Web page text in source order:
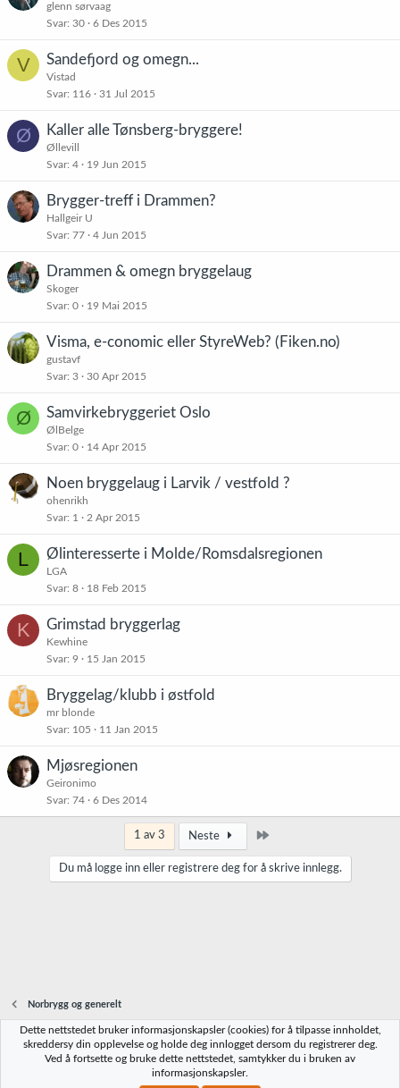
glenn sørvaag
Svar 30 6 Des 2015
V Sandefjord og omegn...
Vistad
Svar 116 31 Jul 2015
Ø Kaller alle Tønsberg-bryggere!
Øllevill
Svar 4 19 Jun 2015
Brygger-treff i Drammen?
Hallgeir U
Svar 77 4 Jun 2015
Drammen & omegn bryggelaug
Skoger
Svar 0 19 Mai 2015
Visma, e-conomic eller StyreWeb? (Fiken.no)
gustavf
Svar 3 30 Apr 2015
Ø Samvirkebryggeriet Oslo
ØlBelge
Svar 0 14 Apr 2015
Noen bryggelaug i Larvik / vestfold ?
ohenrikh
Svar 1 2 Apr 2015
L Ølinteresserte i Molde/Romsdalsregionen
LGA
Svar 8 18 Feb 2015
K Grimstad bryggerlag
Kewhine
Svar 9 15 Jan 2015
Bryggelag/klubb i østfold
mr blonde
Svar 105 11 Jan 2015
Mjøsregionen
Geironimo
Svar 74 6 Des 2014
1 av 3 Neste
Du må logge inn eller registrere deg for å skrive innlegg.
Norbrygg og generelt
Norbrygg-default
Vilkår og regler Personvernregler
Dette nettstedet bruker informasjonskapsler (cookies) for å tilpasse innholdet,
skreddersy din opplevelse og holde deg innlogget dersom du registrerer deg.
Ved å fortsette og bruke dette nettstedet, samtykker du i bruken av
informasjonskapsler.